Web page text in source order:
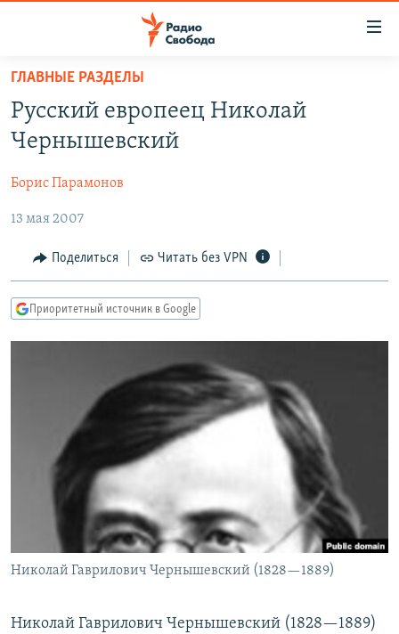
упрощенного
доступа
Вернуться
основному
Вернутся
главной
навигации
Вернутся
ПОДКАСТЫ
АВТОРСКИЕ ПРОЕКТЫ
ЦИТАТЫ СВОБОДЫ
МНЕНИЯ
КУЛЬТУРА
IDEL.РЕАЛИИ
КАВКАЗ.РЕАЛИИ
СИБИРЬ.РЕАЛИИ
РАСПИСАНИЕ ВЕЩАНИЯ
ПОДПИШИТЕСЬ НА РАССЫЛКУ
СОЦИАЛЬНЫЕ СЕТИ
Все сайты РСЕ/РС
ГЛАВНЫЕ РАЗДЕЛЫ
Русский европеец Николай
Чернышевский
Борис Парамонов
13 мая 2007
Поделиться Читать без VPN
Приоритетный источник в Google
Николай Гаврилович Чернышевский (1828—1889)
Николай Гаврилович Чернышевский (1828—1889)